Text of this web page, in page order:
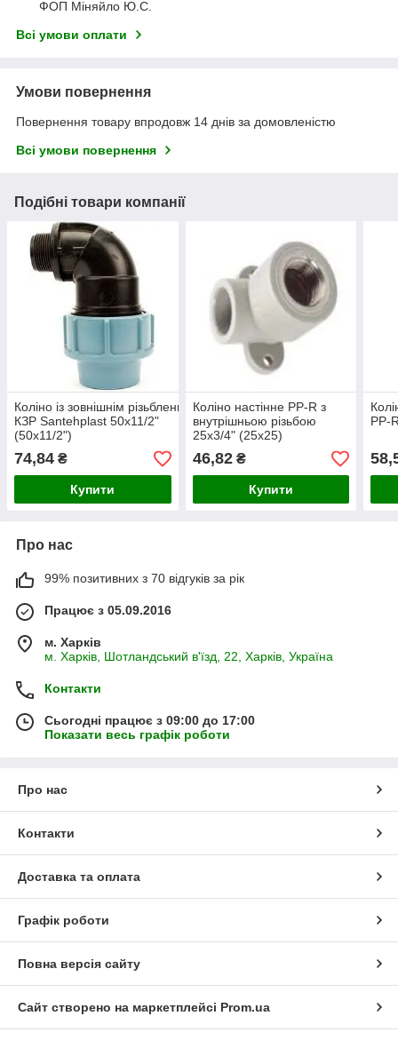
ФОП Міняйло Ю.С.
Всі умови оплати
Умови повернення
Повернення товару впродовж 14 днів за домовленістю
Всі умови повернення
Подібні товари компанії
Коліно із зовнішнім різьбленням
КЗР Santehplast 50х11/2"
(50х11/2")
74,84 ₴
Купити
Коліно настінне PP-R з
внутрішньою різьбою
25х3/4" (25х25)
46,82₴
Купити
PP-
Про нас
99% позитивних з 70 відгуків за рік
Працює з 05.09.2016
м. Харків
м. Харків, Шотландський в'їзд, 22, Харків, Україна
Контакти
Сьогодні працює з 09:00 до 17:00
Показати весь графік роботи
Про нас
Контакти
Доставка та оплата
Графік роботи
Повна версія сайту
Сайт створено на маркетплейсі Prom.ua